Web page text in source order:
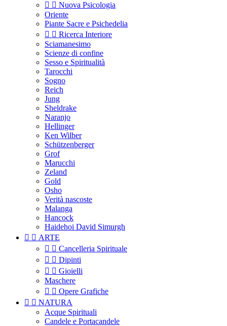
  Nuova Psicologia
Oriente
Piante Sacre e Psichedelia
  Ricerca Interiore
Sciamanesimo
Scienze di confine
Sesso e Spiritualità
Tarocchi
Sogno
Reich
Jung
Sheldrake
Naranjo
Hellinger
Ken Wilber
Schützenberger
Grof
Marucchi
Zeland
Gold
Osho
Verità nascoste
Malanga
Hancock
Haidehoi David Simurgh
  ARTE
  Cancelleria Spirituale
  Dipinti
  Gioielli
Maschere
  Opere Grafiche
  NATURA
Acque Spirituali
Candele e Portacandele